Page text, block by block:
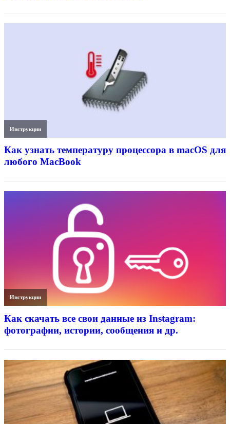
Инструкции
Как узнать температуру процессора в macOS для
любого MacBook
Инструкции
Как скачать все свои данные из Instagram:
фотографии, истории, сообщения и др.